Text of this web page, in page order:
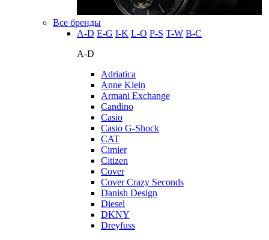
Все бренды
A-D E-G I-K L-O P-S T-W В-С
A-D
Adriatica
Anne Klein
Armani Exchange
Candino
Casio
Casio G-Shock
CAT
Cimier
Citizen
Cover
Cover Crazy Seconds
Danish Design
Diesel
DKNY
Dreyfuss